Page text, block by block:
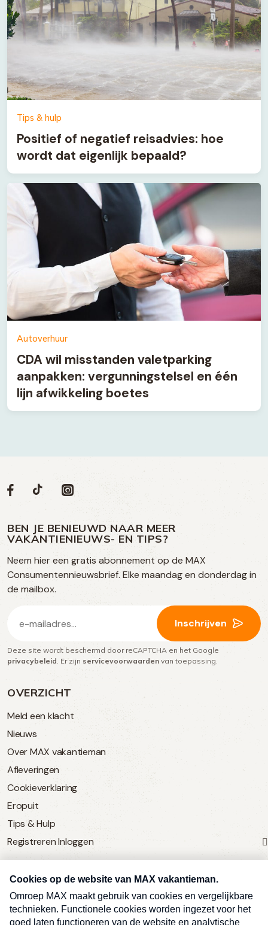
Tips & hulp
Positief of negatief reisadvies: hoe
wordt dat eigenlijk bepaald?
Autoverhuur
CDA wil misstanden valetparking
aanpakken: vergunningstelsel en één
lijn afwikkeling boetes
OVERZICHT
Meld een klacht
Nieuws
Over MAX vakantieman
Afleveringen
Cookieverklaring
Eropuit
Tips & Hulp
Registreren Inloggen
SERVICE
Over Omroep MAX
MAX Vandaag
Volg
op
social
media
Social
Volg
op
Facebook
Volg
op
TikTok
Volg
op
Instagram
BEN JE BENIEUWD NAAR MEER
VAKANTIENIEUWS- EN TIPS?
Neem hier een gratis abonnement op de MAX
Consumentennieuwsbrief. Elke maandag en donderdag in
de mailbox.
mailadres
(Vereist)
Inschrijven
Deze site wordt beschermd door reCAPTCHA en het Google
privacybeleid . Er zijn servicevoorwaarden van toepassing.